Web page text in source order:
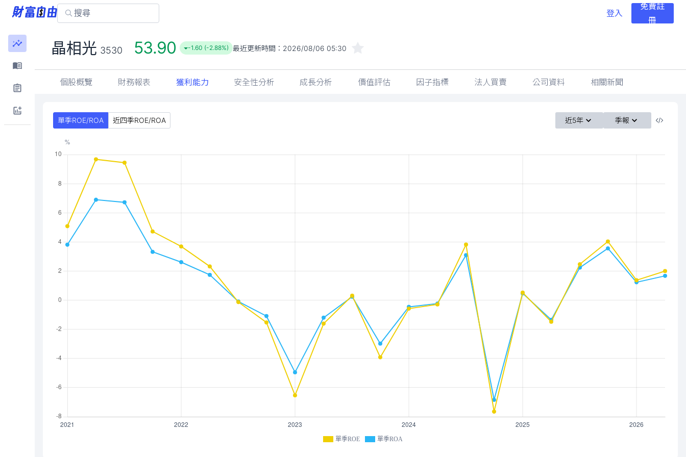
登入
免費註
冊
晶相光 3530 53.90 -1.60 (-2.88%) 最近更新時間： 2026/08/06 05:30
個股概覽 財務報表 獲利能力 安全性分析 成長分析 價值評估 因子指標 法人買賣 公司資料 相關新聞
單季ROE/ROA 近四季ROE/ROA 近5年 季報
單季ROE 單季ROA